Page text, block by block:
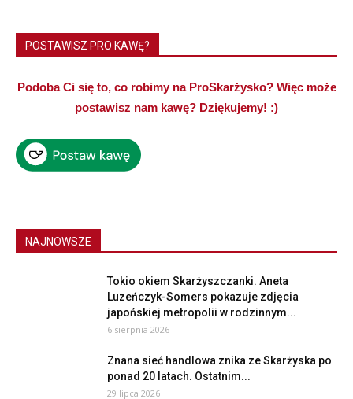
POSTAWISZ PRO KAWĘ?
Podoba Ci się to, co robimy na ProSkarżysko? Więc może
postawisz nam kawę? Dziękujemy! :)
NAJNOWSZE
Tokio okiem Skarżyszczanki. Aneta
Luzeńczyk-Somers pokazuje zdjęcia
japońskiej metropolii w rodzinnym...
6 sierpnia 2026
Znana sieć handlowa znika ze Skarżyska po
ponad 20 latach. Ostatnim...
29 lipca 2026